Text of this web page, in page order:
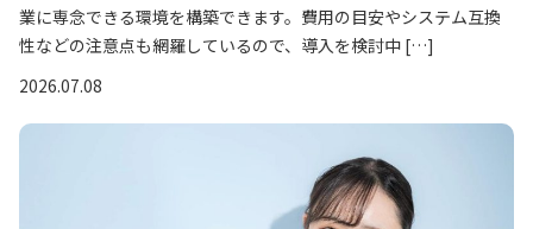
業に専念できる環境を構築できます。費用の目安やシステム互換
性などの注意点も網羅しているので、導入を検討中 […]
2026.07.08